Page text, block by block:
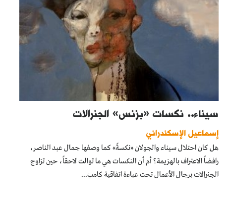
سيناء.. نكسات «بزنس» الجنرالات
إسماعيل الإسكندراني
هل كان احتلال سيناء والجولان «نكسةً» كما وصفها جمال عبد الناصر،
رافضاً الاعتراف بالهزيمة؟ أم أن النكسات هي ما توالت لاحقاً، حين تزاوج
الجنرالات برجال الأعمال تحت عباءة اتفاقية كامب...